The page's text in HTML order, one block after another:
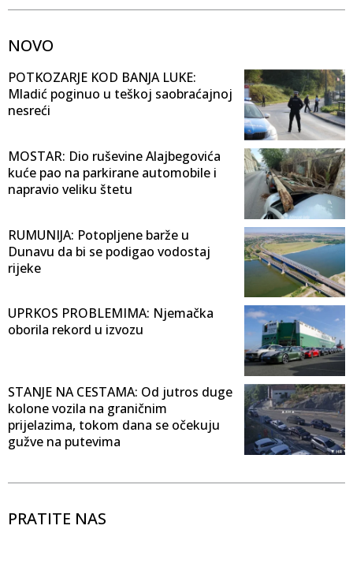
NOVO
POTKOZARJE KOD BANJA LUKE:
Mladić poginuo u teškoj saobraćajnoj
nesreći
MOSTAR: Dio ruševine Alajbegovića
kuće pao na parkirane automobile i
napravio veliku štetu
RUMUNIJA: Potopljene barže u
Dunavu da bi se podigao vodostaj
rijeke
UPRKOS PROBLEMIMA: Njemačka
oborila rekord u izvozu
STANJE NA CESTAMA: Od jutros duge
kolone vozila na graničnim
prijelazima, tokom dana se očekuju
gužve na putevima
PRATITE NAS